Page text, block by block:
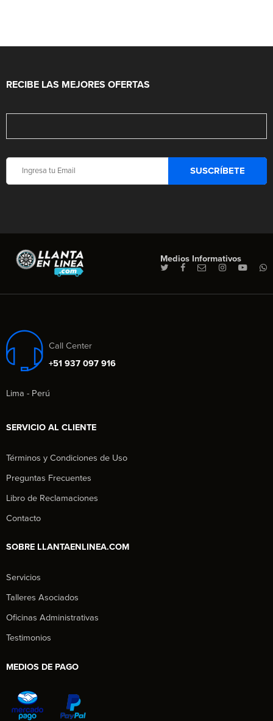
RECIBE LAS MEJORES OFERTAS
Medios Informativos
Call Center
+51 937 097 916
Lima - Perú
SERVICIO AL CLIENTE
Términos y Condiciones de Uso
Preguntas Frecuentes
Libro de Reclamaciones
Contacto
SOBRE LLANTAENLINEA.COM
Servicios
Talleres Asociados
Oficinas Administrativas
Testimonios
MEDIOS DE PAGO